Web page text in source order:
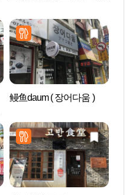
鳗鱼daum ( 장어다움 )